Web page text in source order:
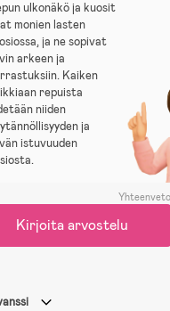
ulkonäkö ja kuosit
monien lasten
ja ne sopivat
arkeen ja
Kaiken
repuista
niiden
ja
istuvuuden
Kirjoita arvostelu